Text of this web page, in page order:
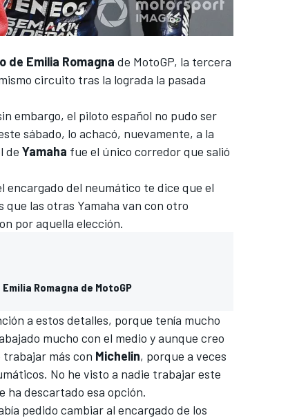
de Emilia Romagna de MotoGP, la tercera
circuito tras la lograda la pasada
embargo, el piloto español no pudo ser
sábado, lo achacó, nuevamente, a la
de Yamaha fue el único corredor que salió
encargado del neumático te dice que el
que las otras Yamaha van con otro
por aquella elección.
Romagna de MotoGP
a estos detalles, porque tenía mucho
mucho con el medio y aunque creo
trabajar más con Michelin, porque a veces
No he visto a nadie trabajar este
ha descartado esa opción.
pedido cambiar al encargado de los